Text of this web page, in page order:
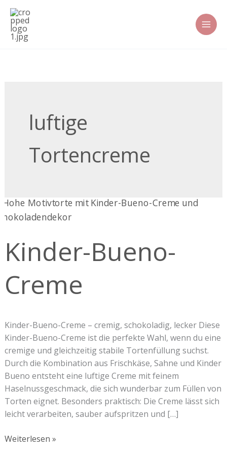
Zum
Inhalt
springen
luftige
Tortencreme
Kinder-Bueno-
Creme
Kinder-Bueno-Creme – cremig, schokoladig, lecker Diese
Kinder-Bueno-Creme ist die perfekte Wahl, wenn du eine
cremige und gleichzeitig stabile Tortenfüllung suchst.
Durch die Kombination aus Frischkäse, Sahne und Kinder
Bueno entsteht eine luftige Creme mit feinem
Haselnussgeschmack, die sich wunderbar zum Füllen von
Torten eignet. Besonders praktisch: Die Creme lässt sich
leicht verarbeiten, sauber aufspritzen und […]
Kinder-
Bueno-
Weiterlesen »